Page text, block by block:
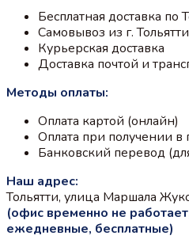
Бесплатная доставка по
Самовывоз из г. Тольятти
Курьерская доставка
Доставка почтой и
Методы оплаты:
Оплата картой (онлайн)
Оплата при получении в
Банковский перевод
Наш адрес:
Тольятти, улица Маршала
(офис временно не
ежедневные, бесплатные)